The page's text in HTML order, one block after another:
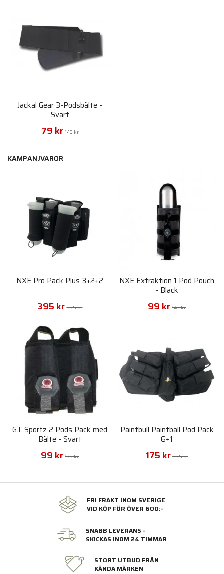
Jackal Gear 3-Podsbälte -
Svart
79 kr 149 kr
KAMPANJVAROR
NXE Pro Pack Plus 3+2+2
395 kr 595 kr
NXE Extraktion 1 Pod Pouch
- Black
99 kr 149 kr
G.I. Sportz 2 Pods Pack med
Bälte - Svart
99 kr 199 kr
Paintbull Paintball Pod Pack
6+1
175 kr 295 kr
FRI FRAKT INOM SVERIGE
VID KÖP FÖR ÖVER 600:-
SNABB LEVERANS -
SKICKAS INOM 24 TIMMAR
STORT UTBUD FRÅN
KÄNDA MÄRKEN